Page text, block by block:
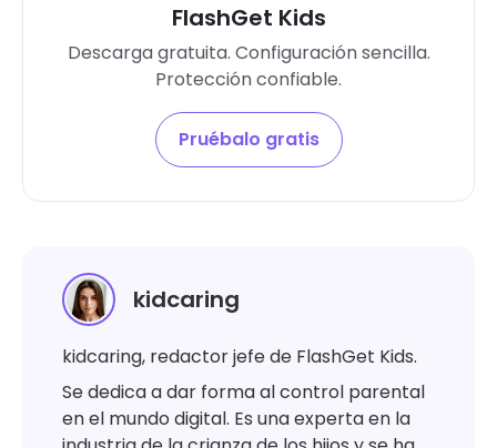
FlashGet Kids
Descarga gratuita. Configuración sencilla.
Protección confiable.
Pruébalo gratis
kidcaring
kidcaring, redactor jefe de FlashGet Kids.
Se dedica a dar forma al control parental
en el mundo digital. Es una experta en la